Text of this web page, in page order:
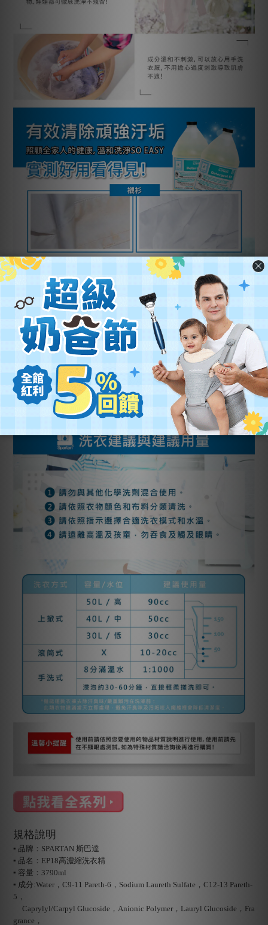
規格說明
▪ 品牌：SPARTAN 斯巴達
▪ 品名：EP18高濃縮洗衣精
▪ 容量：3790ml
▪ 成分:Water，C9-11 Pareth-6，Sodium Laureth Sulfate，C12-13 Pareth-
5，
Caprylyl/Carpyl Glucoside，Anionic Polymer，Lauryl Glucoside，Fra
grance，